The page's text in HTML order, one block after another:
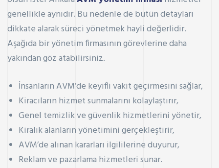
genellikle aynıdır. Bu nedenle de bütün detayları
dikkate alarak süreci yönetmek hayli değerlidir.
Aşağıda bir yönetim firmasının görevlerine daha
yakından göz atabilirsiniz.
İnsanların AVM’de keyifli vakit geçirmesini sağlar,
Kiracıların hizmet sunmalarını kolaylaştırır,
Genel temizlik ve güvenlik hizmetlerini yönetir,
Kiralık alanların yönetimini gerçekleştirir,
AVM’de alınan kararları ilgililerine duyurur,
Reklam ve pazarlama hizmetleri sunar.